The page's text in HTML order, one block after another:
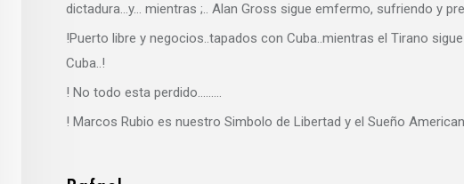
dictadura…y… mientras ;.. Alan Gross sigue emfermo, sufriendo y
!Puerto libre y negocios..tapados con Cuba..mientras el Tirano
Cuba..!
! No todo esta perdido………
! Marcos Rubio es nuestro Simbolo de Libertad y el Sueño